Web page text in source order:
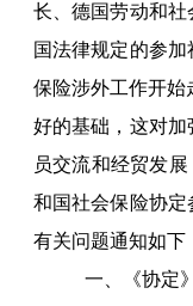
长、德国劳动和
国法律规定的参
保险涉外工作开始
好的基础，这对
员交流和经贸发
和国社会保险协
有关问题通知如下
一、《协定